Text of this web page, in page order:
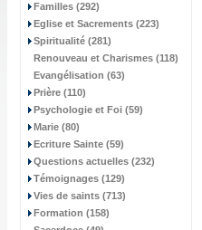
Familles (292)
Eglise et Sacrements (223)
Spiritualité (281)
Renouveau et Charismes (118)
Evangélisation (63)
Prière (110)
Psychologie et Foi (59)
Marie (80)
Ecriture Sainte (59)
Questions actuelles (232)
Témoignages (129)
Vies de saints (713)
Formation (158)